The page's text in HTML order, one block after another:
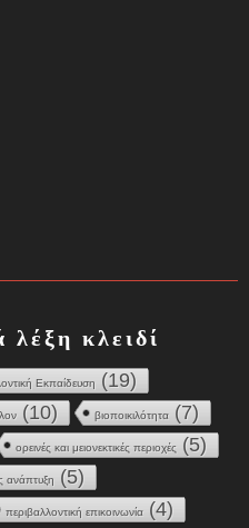
λέξη κλειδί
Εκπαίδευση (19)
(10) βιοποικιλότητα (7)
ορεινές και μειονεκτικές περιοχές (5)
ανάπτυξη (5)
περιβαλλοντική επικοινωνία (4)